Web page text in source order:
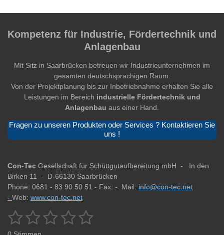
Kompetenz für Industrie, Fördertechnik und
Anlagenbau
Mit Sitz in Saarbrücken betreuen wir Industrieunternehmen im
gesamten deutschsprachigen Raum.
Von der Projektplanung bis zur Inbetriebnahme erhalten Sie alle
Leistungen im Bereich industrielle Fördertechnik und
Anlagenbau aus einer Hand.
Fragen zu unseren Produkten oder Services ? Kontaktieren Sie
uns !
Con-Tec Gesellschaft für Schüttgutaufbereitung mbH - In den
Birken 11 - D-66130 Saarbrücken
Phone: 0681 - 83 90 50 51 - Fax: - Mail: info@con-tec.net
- Web: www.con-tec.net
B
e
1 2 3 4 5